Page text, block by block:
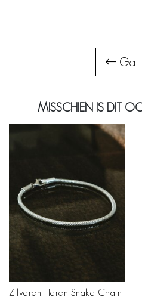
Ga
MISSCHIEN IS DIT
Zilveren Heren Snake Chain